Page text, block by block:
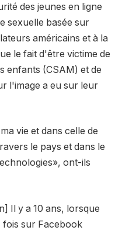
des jeunes en ligne
sexuelle basée sur
américains et à la
le fait d'être victime de
enfants (CSAM) et de
l'image a eu sur leur
vie et dans celle de
le pays et dans le
ont-ils
Il y a 10 ans, lorsque
fois sur Facebook